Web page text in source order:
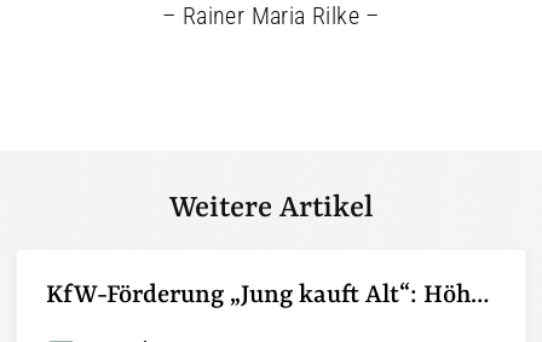
– Rainer Maria Rilke –
Weitere Artikel
KfW-Förderung „Jung kauft Alt“: Höhere Kredite ab August 2026